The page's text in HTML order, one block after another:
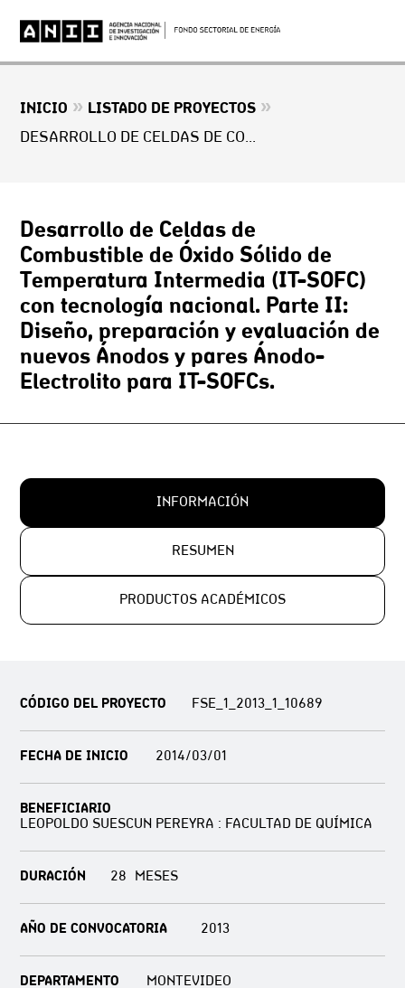
INICIO » LISTADO DE PROYECTOS »
DESARROLLO DE CELDAS DE COMBUSTIBLE DE ÓXIDO SÓLIDO DE TEMPERATURA INTERMEDIA (IT-SOFC) CON TECNOLOGÍA NACIONAL. PARTE II: DISEÑO, PREPARACIÓN Y EVALUACIÓN DE NUEVOS ÁNODOS Y PARES ÁNODO-ELECTROLITO PARA IT-SOFCS.
Desarrollo de Celdas de
Combustible de Óxido Sólido de
Temperatura Intermedia (IT-SOFC)
con tecnología nacional. Parte II:
Diseño, preparación y evaluación de
nuevos Ánodos y pares Ánodo-
Electrolito para IT-SOFCs.
INFORMACIÓN
RESUMEN
PRODUCTOS ACADÉMICOS
CÓDIGO DEL PROYECTO FSE_1_2013_1_10689
FECHA DE INICIO 2014/03/01
BENEFICIARIO
LEOPOLDO SUESCUN PEREYRA : FACULTAD DE QUÍMICA
DURACIÓN 28
AÑO DE CONVOCATORIA 2013
DEPARTAMENTO MONTEVIDEO